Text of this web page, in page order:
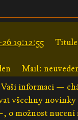
26 19:12:55
Mail:
informaci —
všechny novinky
o možnost nucení